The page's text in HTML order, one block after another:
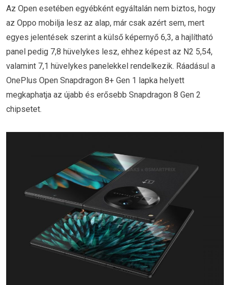
Az Open esetében egyébként egyáltalán nem biztos, hogy
az Oppo mobilja lesz az alap, már csak azért sem, mert
egyes jelentések szerint a külső képernyő 6,3, a hajlítható
panel pedig 7,8 hüvelykes lesz, ehhez képest az N2 5,54,
valamint 7,1 hüvelykes panelekkel rendelkezik. Ráadásul a
OnePlus Open Snapdragon 8+ Gen 1 lapka helyett
megkaphatja az újabb és erősebb Snapdragon 8 Gen 2
chipsetet.